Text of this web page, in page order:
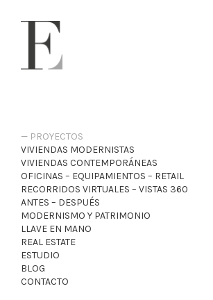
PROYECTOS
VIVIENDAS MODERNISTAS
VIVIENDAS CONTEMPORÁNEAS
OFICINAS – EQUIPAMIENTOS – RETAIL
RECORRIDOS VIRTUALES – VISTAS 360
ANTES – DESPUÉS
MODERNISMO Y PATRIMONIO
LLAVE EN MANO
REAL ESTATE
ESTUDIO
BLOG
CONTACTO